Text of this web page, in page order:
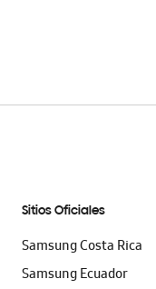
Sitios Oficiales
Samsung Costa Rica
Samsung Ecuador